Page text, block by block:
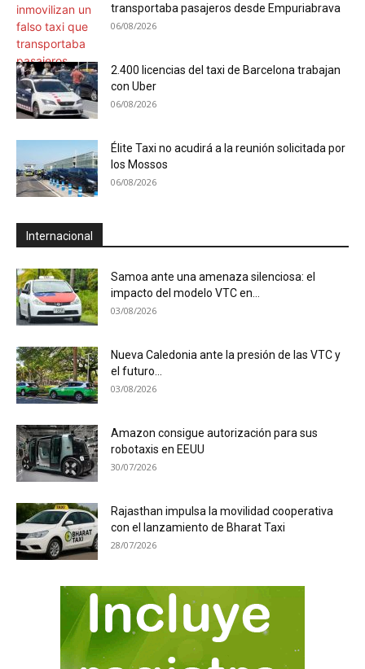
transportaba pasajeros desde Empuriabrava
06/08/2026
2.400 licencias del taxi de Barcelona trabajan
con Uber
06/08/2026
Élite Taxi no acudirá a la reunión solicitada por
los Mossos
06/08/2026
Internacional
Samoa ante una amenaza silenciosa: el
impacto del modelo VTC en...
03/08/2026
Nueva Caledonia ante la presión de las VTC y
el futuro...
03/08/2026
Amazon consigue autorización para sus
robotaxis en EEUU
30/07/2026
Rajasthan impulsa la movilidad cooperativa
con el lanzamiento de Bharat Taxi
28/07/2026